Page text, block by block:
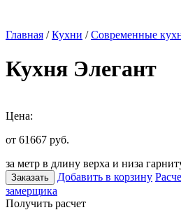
Главная /Кухни /Современные
Кухня Элегант
Цена:
от 61667 руб.
за метр в длину верха и низа
Заказать Добавить в корзину
замерщика
Получить расчет